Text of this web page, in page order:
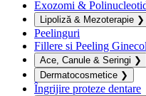
Exozomi &
Lipoliză & Mezoterapie ❯
Peelinguri
Fillere si Peeling
Ace, Canule & Seringi ❯
Dermatocosmetice ❯
Îngrijire proteze dentare